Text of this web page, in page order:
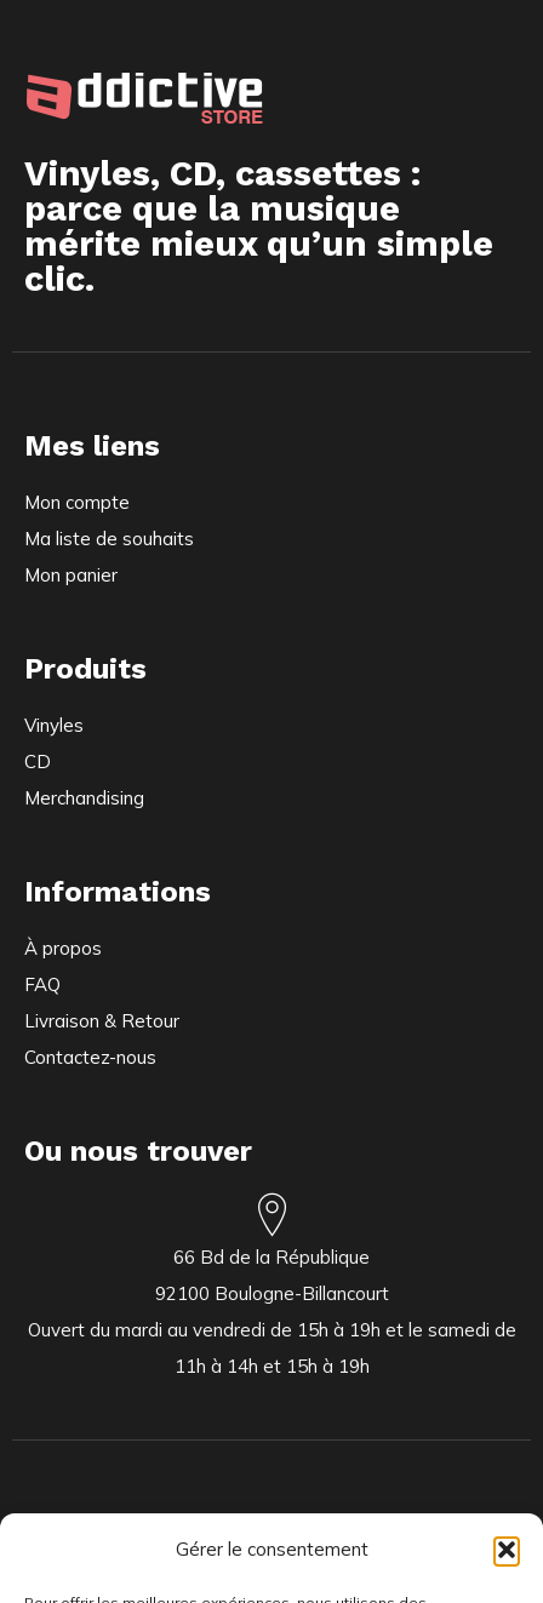
Gérer le consentement
Vinyles, CD, cassettes :
parce que la musique
mérite mieux qu’un simple
clic.
Mes liens
Mon compte
Ma liste de souhaits
Mon panier
Produits
Vinyles
CD
Merchandising
Informations
À propos
FAQ
Livraison & Retour
Contactez-nous
Ou nous trouver
66 Bd de la République
92100 Boulogne-Billancourt
Ouvert du mardi au vendredi de 15h à 19h et le samedi de
11h à 14h et 15h à 19h
toujours des pépites musicales, dont des vinyles rares et exclusifs.